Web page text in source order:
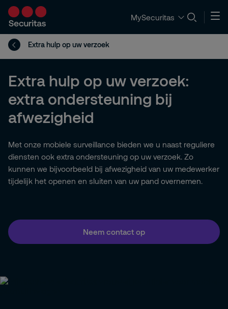
MySecuritas
Extra hulp op uw verzoek
Extra hulp op uw verzoek:
extra ondersteuning bij
afwezigheid
Met onze mobiele surveillance bieden we u naast reguliere
diensten ook extra ondersteuning op uw verzoek. Zo
kunnen we bijvoorbeeld bij afwezigheid van uw medewerker
tijdelijk het openen en sluiten van uw pand overnemen.
Neem contact op